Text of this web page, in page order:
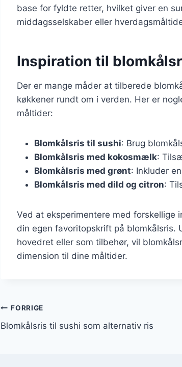
base for fyldte retter, hvilket giver en
middagsselskaber eller
Inspiration til
Der er mange måder at tilberede
køkkener rundt om i verden. Her er
måltider:
Blomkålsris til sushi: Brug
Blomkålsris med kokosmælk:
Blomkålsris med grønt: Inkluder
Blomkålsris med dild og citron:
Ved at eksperimentere med forskellige
din egen favoritopskrift på
hovedret eller som tilbehør, vil
dimension til dine måltider.
Indlægsnavigation
FORRIGE
Blomkålsris til sushi som alternativ ris